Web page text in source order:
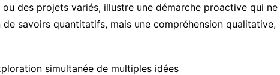
des projets variés, illustre une démarche proactive qui ne
de savoirs quantitatifs, mais une compréhension qualitative,
simultanée de multiples idées